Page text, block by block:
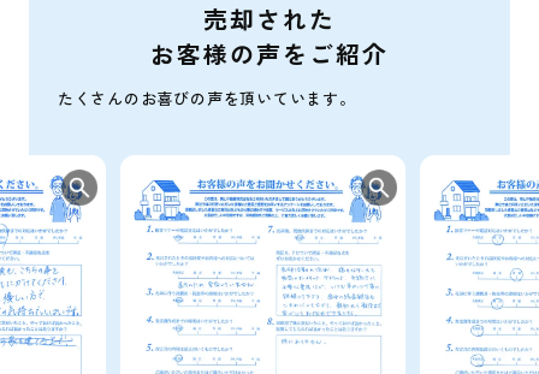
狭山市北入曽の中古戸建 ご成約しました
中古戸建 狭山市上奥富の中古戸建 ご成約しました
マンション 西武狭山台ハイツS 1階 ご成約しました
中古戸建 狭山市水野の中古戸建 ご成約しました
所沢市若狭3丁目の中古戸建 ご成約しました
狭山市水野の土地 ご成約しました
売却された
お客様の声をご紹介
たくさんのお喜びの声を頂いています。